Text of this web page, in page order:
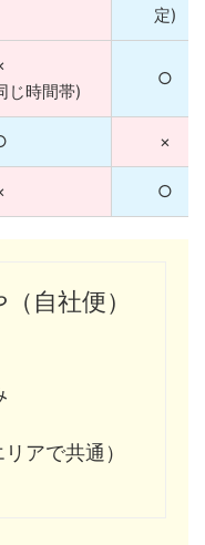
定)
じ時間帯)
○
×
○
自社便）
アで共通）